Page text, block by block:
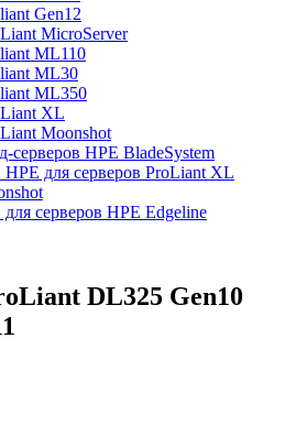
Gen12
MicroServer
ML110
ML30
ML350
XL
Moonshot
серверов HPE BladeSystem
для серверов ProLiant XL
серверов HPE Edgeline
DL325 Gen10